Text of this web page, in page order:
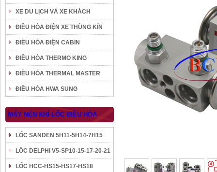
XE DU LỊCH VÀ XE KHÁCH
ĐIỀU HÒA ĐIỆN XE THÙNG KÍN
ĐIỀU HÒA ĐIỆN CABIN
ĐIỀU HÒA THERMO KING
ĐIỀU HÒA THERMAL MASTER
ĐIỀU HÒA HWA SUNG
MÁY NÉN KHÍ-LỐC ĐIỀU HÒA
LỐC SANDEN 5H11-5H14-7H15
LỐC DELPHI V5-SP10-15-17-20-21
LỐC HCC-HS15-HS17-HS18